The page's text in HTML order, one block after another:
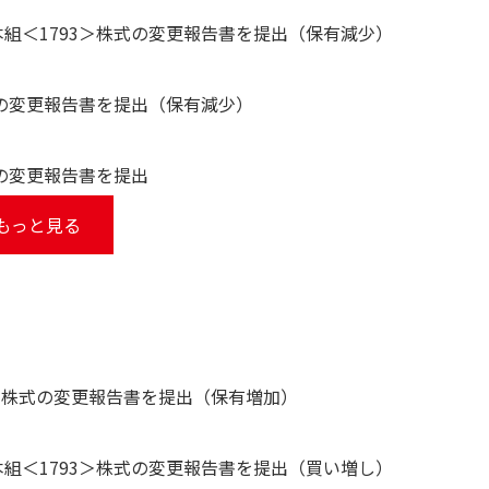
＜1793＞株式の変更報告書を提出（保有減少）
更報告書を提出（保有減少）
変更報告書を提出
っと見る
式の変更報告書を提出（保有増加）
＜1793＞株式の変更報告書を提出（買い増し）